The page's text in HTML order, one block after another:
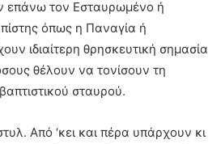
επάνω τον Εσταυρωμένο ή
όπως η Παναγία ή
ιδιαίτερη θρησκευτική σημασία
θέλουν να τονίσουν τη
σταυρού.
Από ‘κει και πέρα υπάρχουν κι